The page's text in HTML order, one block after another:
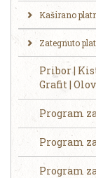
Kaširano
Zategnuto
Pribor |
Grafit |
Program
Program
Program